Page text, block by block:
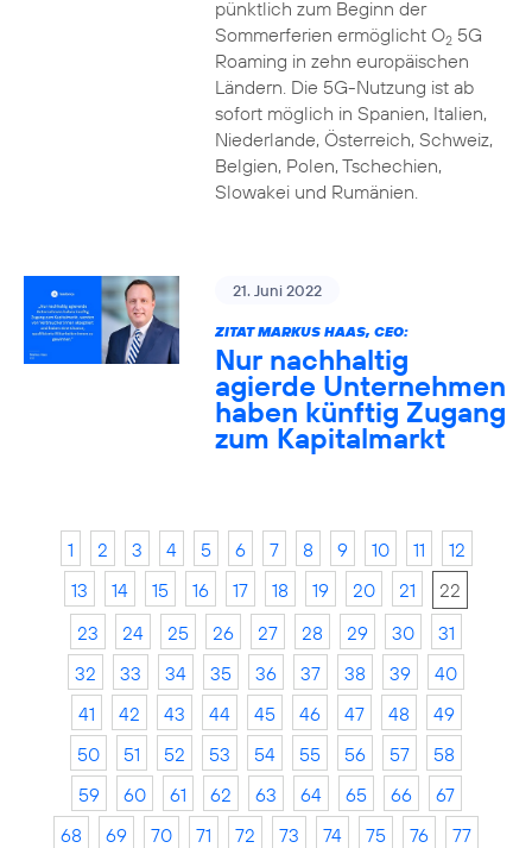
pünktlich zum Beginn der
Sommerferien ermöglicht O25G
Roaming in zehn europäischen
Ländern. Die 5G-Nutzung ist ab
sofort möglich in Spanien, Italien,
Niederlande, Österreich, Schweiz,
Belgien, Polen, Tschechien,
Slowakei und Rumänien.
21. Juni 2022
ZITAT MARKUS HAAS, CEO:
Nur nachhaltig
agierde Unternehmen
haben künftig Zugang
zum Kapitalmarkt
1 2 3 4 5 6 7 8 9 10 11
12
13
14 15 16 17 18 19 20 21
22
23
24 25 26 27 28 29 30
31
32
33 34 35 36 37 38 39
40
41
42 43 44 45 46 47 48
49
50
51 52 53 54 55 56 57
58
59
60 61 62 63 64 65 66
67
68
69 70 71 72 73 74 75 76
77